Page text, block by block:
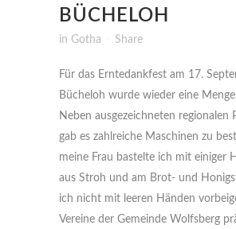
BÜCHELOH
in Gotha Share
Für das Erntedankfest am 17.
Bücheloh wurde wieder eine
Neben ausgezeichneten regionalen
gab es zahlreiche Maschinen zu
meine Frau bastelte ich mit einiger
aus Stroh und am Brot- und
ich nicht mit leeren Händen
Vereine der Gemeinde Wolfsberg